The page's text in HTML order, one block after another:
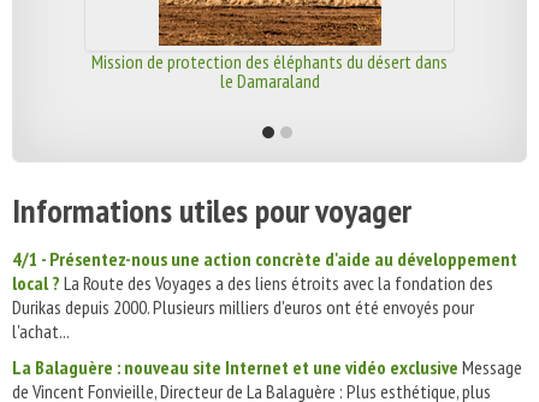
Mission de protection des éléphants du désert dans
le Damaraland
Informations utiles pour voyager
4/1 - Présentez-nous une action concrète d'aide au développement
local ? La Route des Voyages a des liens étroits avec la fondation des
Durikas depuis 2000. Plusieurs milliers d'euros ont été envoyés pour
l'achat...
La Balaguère : nouveau site Internet et une vidéo exclusive Message
de Vincent Fonvieille, Directeur de La Balaguère : Plus esthétique, plus